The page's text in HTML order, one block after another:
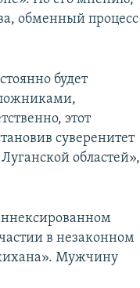
обменный процесс
будет
этот
суверенитет
областей»,
в незаконном
Мужчину